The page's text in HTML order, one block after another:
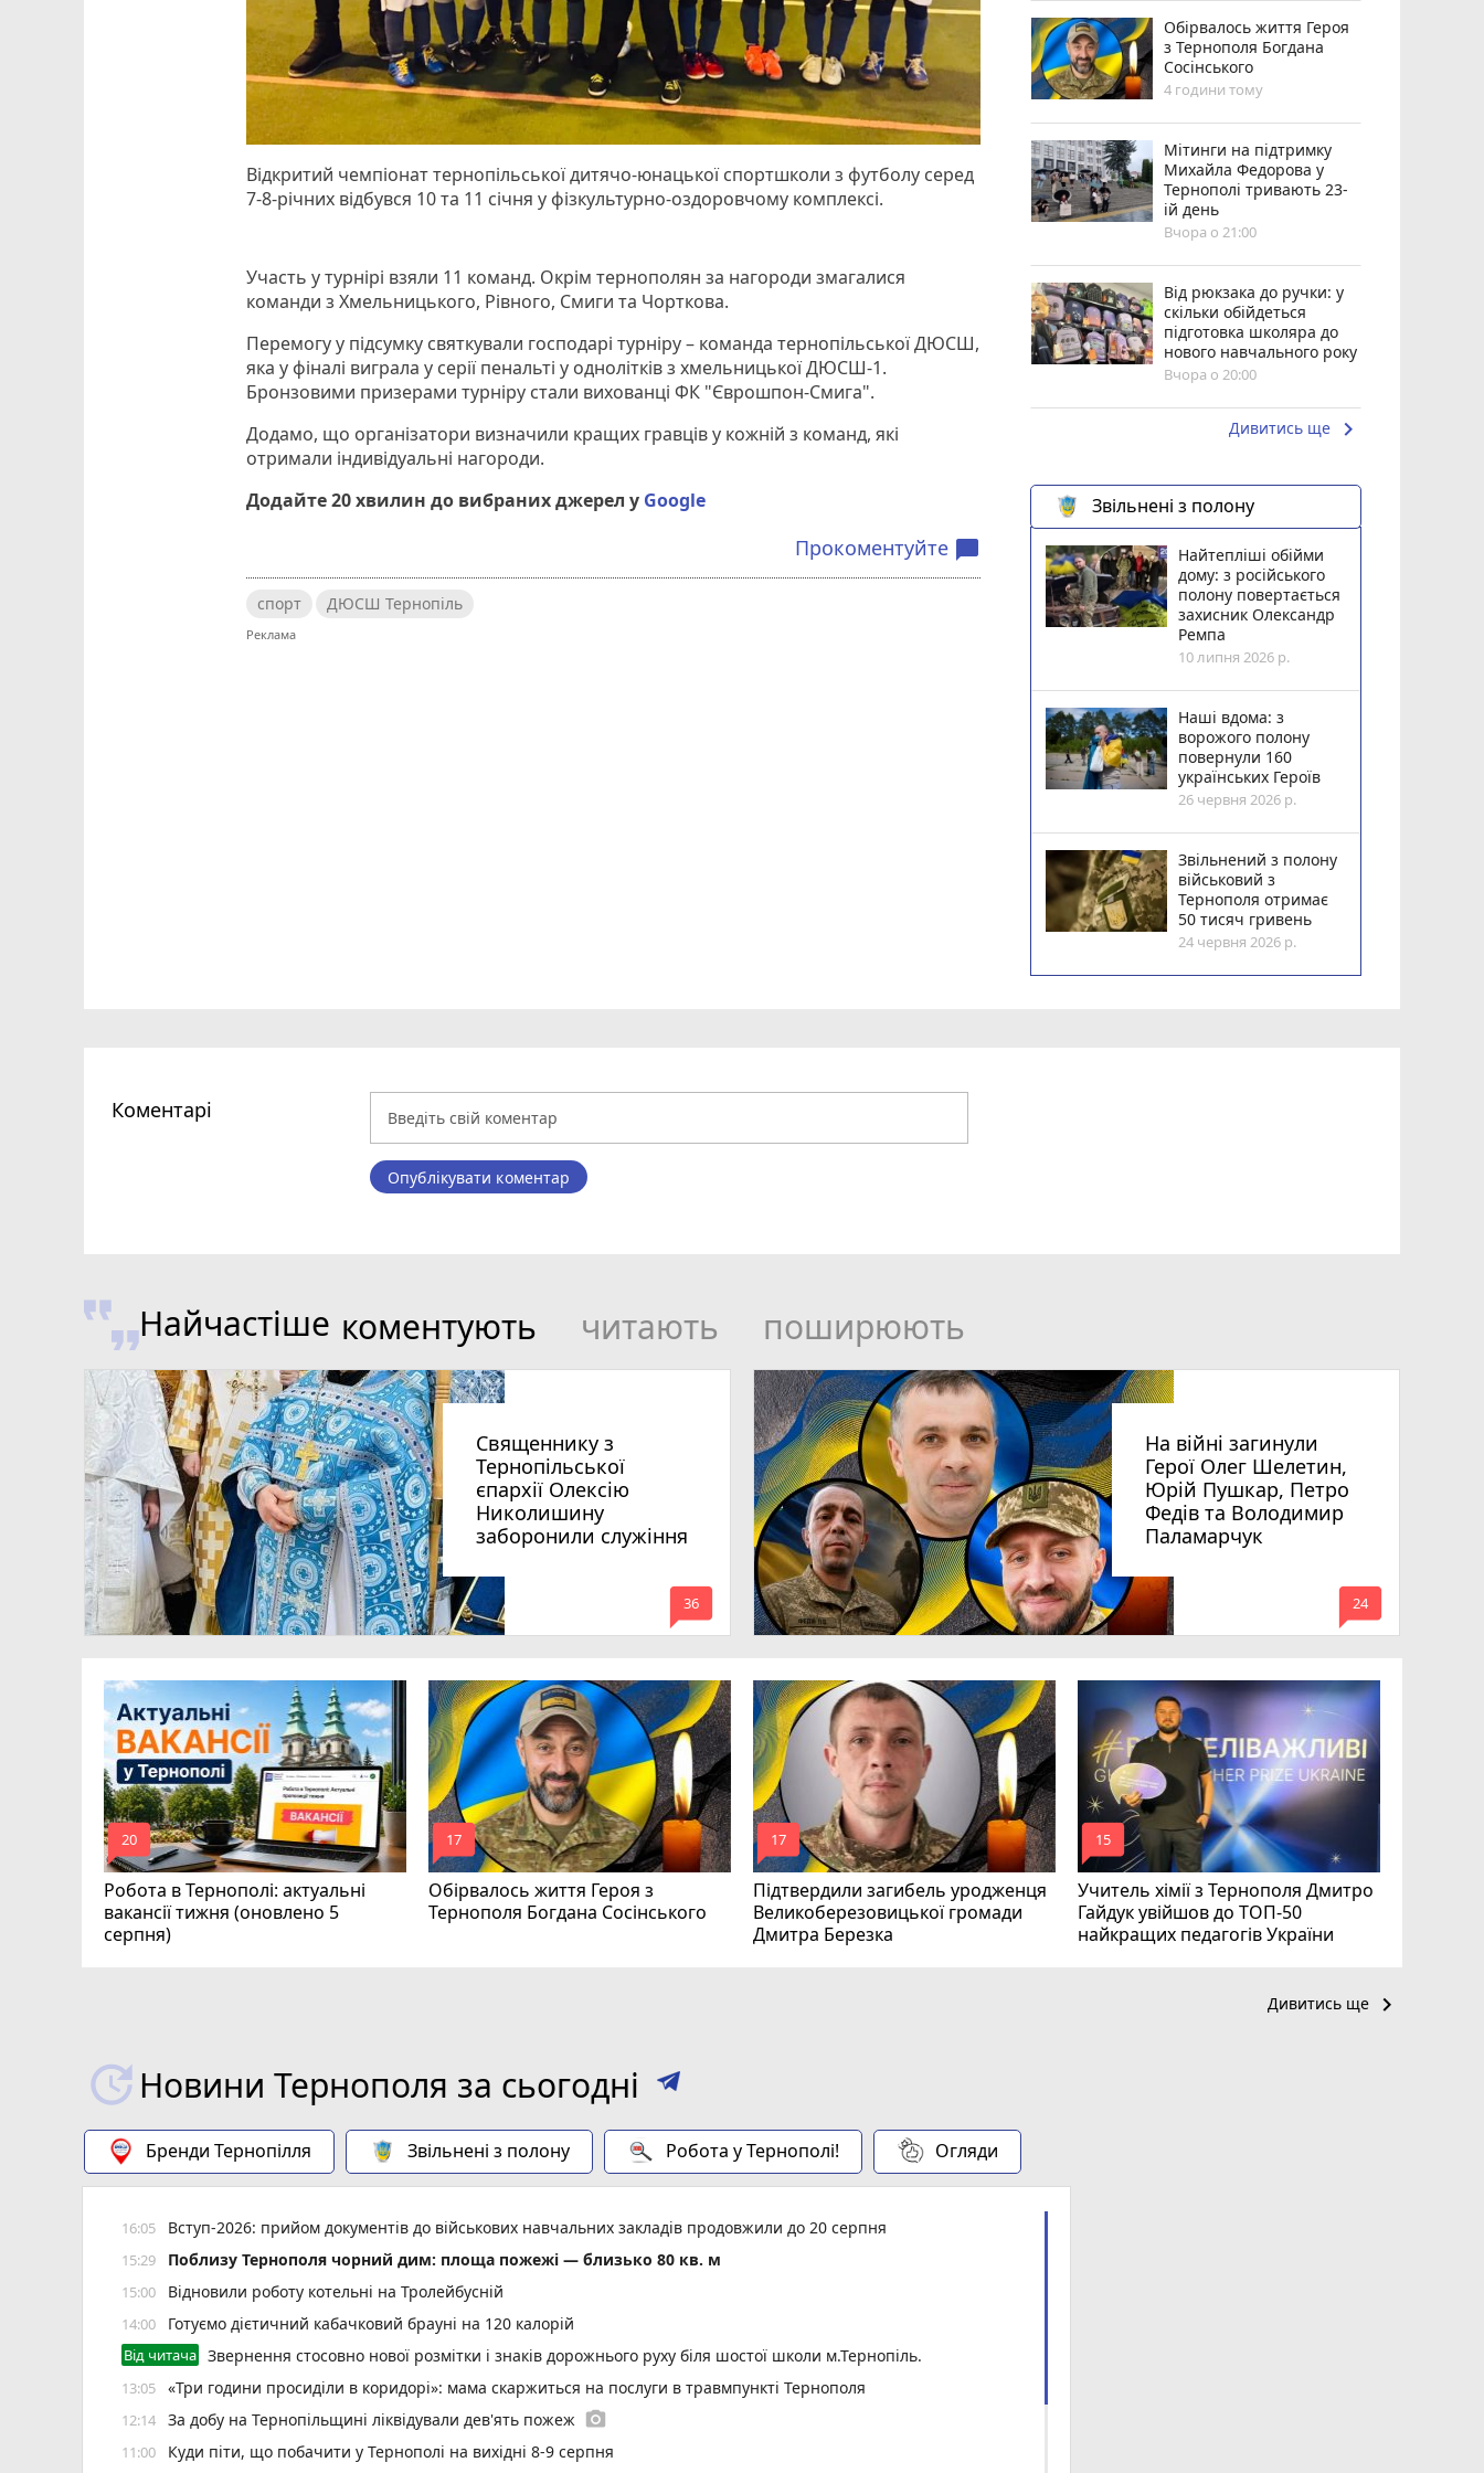
Відкритий чемпіонат тернопільської дитячо-юнацької спортшколи з футболу серед
7-8-річних відбувся 10 та 11 січня у фізкультурно-оздоровчому комплексі.
Участь у турнірі взяли 11 команд. Окрім тернополян за нагороди змагалися
команди з Хмельницького, Рівного, Смиги та Чорткова.
Перемогу у підсумку святкували господарі турніру – команда тернопільської ДЮСШ,
яка у фіналі виграла у серії пенальті у однолітків з хмельницької ДЮСШ-1.
Бронзовими призерами турніру стали вихованці ФК "Єврошпон-Смига".
Додамо, що організатори визначили кращих гравців у кожній з команд, які
отримали індивідуальні нагороди.
Додайте 20 хвилин до вибраних джерел у Google
Прокоментуйте chat_bubble
спорт ДЮСШ Тернопіль
Обірвалось життя Героя
з Тернополя Богдана
Сосінського
4 години тому
Мітинги на підтримку
Михайла Федорова у
Тернополі тривають 23-
ій день
Вчора о 21:00
Від рюкзака до ручки: у
скільки обійдеться
підготовка школяра до
нового навчального року
Вчора о 20:00
Дивитись ще keyboard_arrow_right
Звільнені з полону
Найтепліші обійми
дому: з російського
полону повертається
захисник Олександр
Ремпа
10 липня 2026 р.
Наші вдома: з
ворожого полону
повернули 160
українських Героїв
26 червня 2026 р.
Звільнений з полону
військовий з
Тернополя отримає
50 тисяч гривень
24 червня 2026 р.
Коментарі
Опублікувати коментар
Найчастіше коментують читають поширюють
Священнику з
Тернопільської
єпархії Олексію
Николишину
заборонили служіння
mode_comment
36
На війні загинули
Герої Олег Шелетин,
Юрій Пушкар, Петро
Федів та Володимир
Паламарчук
mode_comment
24
Робота в Тернополі: актуальні
вакансії тижня (оновлено 5
серпня)
mode_comment
20
Обірвалось життя Героя з
Тернополя Богдана Сосінського
mode_comment
17
Підтвердили загибель уродженця
Великоберезовицької громади
Дмитра Березка
mode_comment
17
Учитель хімії з Тернополя Дмитро
Гайдук увійшов до ТОП-50
найкращих педагогів України
mode_comment
15
Дивитись ще keyboard_arrow_right
Новини Тернополя за сьогодні
Бренди Тернопілля Звільнені з полону Робота у Тернополі! Огляди
16:05 Вступ-2026: прийом документів до військових навчальних закладів продовжили до 20 серпня
15:29 Поблизу Тернополя чорний дим: площа пожежі — близько 80 кв. м
15:00 Відновили роботу котельні на Тролейбусній
14:00 Готуємо дієтичний кабачковий брауні на 120 калорій
Від читача Звернення стосовно нової розмітки і знаків дорожнього руху біля шостої школи м.Тернопіль.
13:05 «Три години просиділи в коридорі»: мама скаржиться на послуги в травмпункті Тернополя
12:14 За добу на Тернопільщині ліквідували дев'ять пожеж photo_camera
11:00 Куди піти, що побачити у Тернополі на вихідні 8-9 серпня